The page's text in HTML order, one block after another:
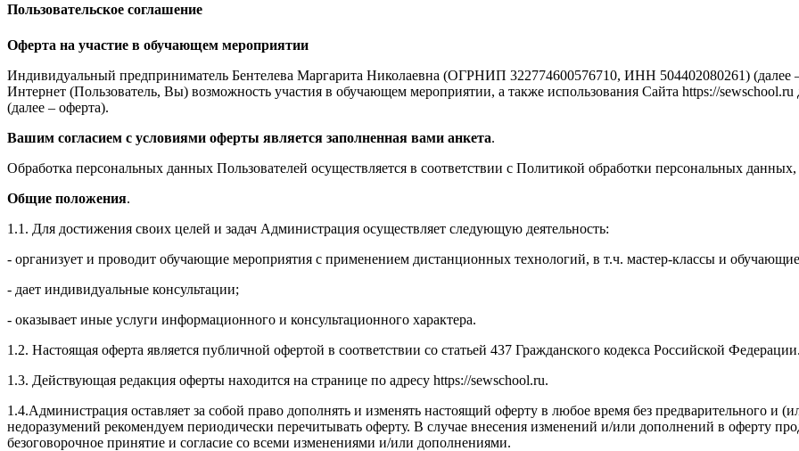
Пользовательское соглашение
Оферта на участие в обучающем мероприятии
Индивидуальный предприниматель Бентелева Маргарита Николаевна (ОГРНИП 322774600576710, ИНН 504402080261) (далее
Интернет (Пользователь, Вы) возможность участия в обучающем мероприятии, а также использования Сайта https://
(далее – оферта).
Вашим согласием с условиями оферты является заполненная вами анкета.
Обработка персональных данных Пользователей осуществляется в соответствии с Политикой обработки персональных
Общие положения.
1.1. Для достижения своих целей и задач Администрация осуществляет следующую деятельность:
- организует и проводит обучающие мероприятия с применением дистанционных технологий, в т.ч. мастер-классы и
- дает индивидуальные консультации;
- оказывает иные услуги информационного и консультационного характера.
1.2. Настоящая оферта является публичной офертой в соответствии со статьей 437 Гражданского кодекса Российской
1.3. Действующая редакция оферты находится на странице по адресу https://sewschool.ru.
1.4.Администрация оставляет за собой право дополнять и изменять настоящий оферту в любое время без предварительного и
недоразумений рекомендуем периодически перечитывать оферту. В случае внесения изменений и/или дополнений в оферту
безоговорочное принятие и согласие со всеми изменениями и/или дополнениями.